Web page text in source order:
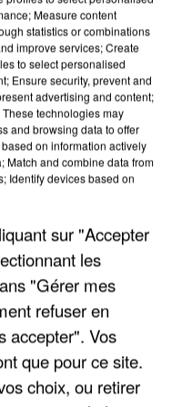
LES REFUGES
Measure content
statistics or combinations
improve services; Create
to select personalised
Ensure security, prevent and
advertising and content;
technologies may
and browsing data to offer
on information actively
Match and combine data from
Identify devices based on
sur "Accepter
les
"Gérer mes
refuser en
accepter". Vos
que pour ce site.
choix, ou retirer